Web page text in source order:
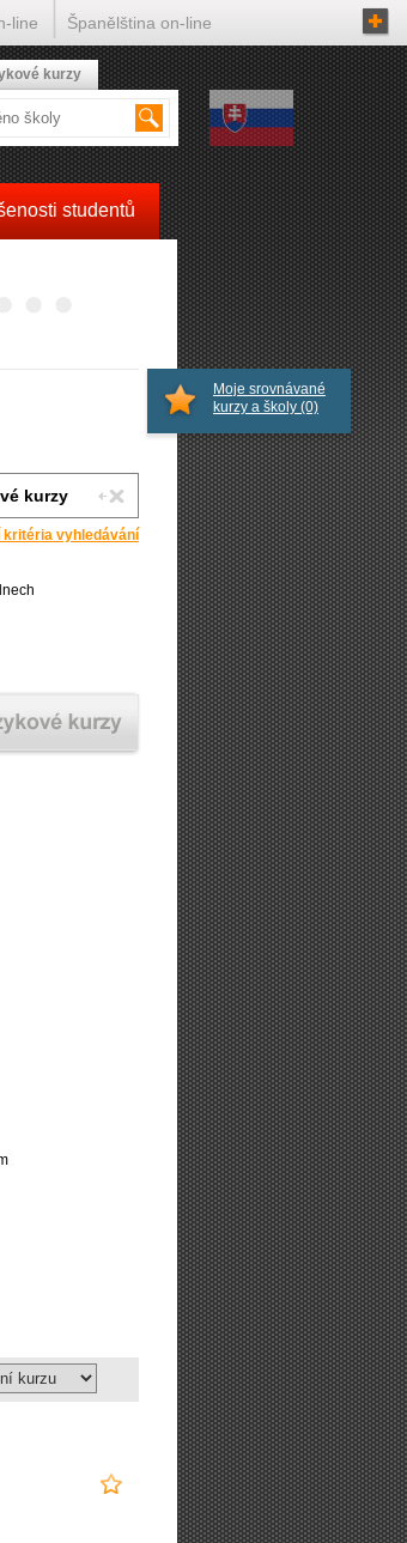
studentů
kritéria vyhledávání
Moje srovnávané
kurzy a školy (0)
kurzy
line Španělština on-line